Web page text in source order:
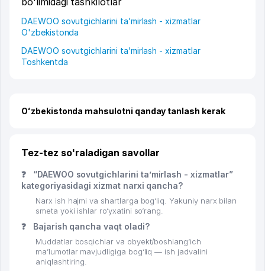
DAEWOO sovutgichlarini ta’mirlash - xizmatlar
O'zbekistonda
DAEWOO sovutgichlarini ta’mirlash - xizmatlar
Toshkentda
Oʻzbekistonda mahsulotni qanday tanlash kerak
Tez-tez so'raladigan savollar
❓
“DAEWOO sovutgichlarini ta’mirlash - xizmatlar”
kategoriyasidagi xizmat narxi qancha?
Narx ish hajmi va shartlarga bog‘liq. Yakuniy narx bilan
smeta yoki ishlar ro‘yxatini so‘rang.
❓ Bajarish qancha vaqt oladi?
Muddatlar bosqichlar va obyekt/boshlang‘ich
ma’lumotlar mavjudligiga bog‘liq — ish jadvalini
aniqlashtiring.